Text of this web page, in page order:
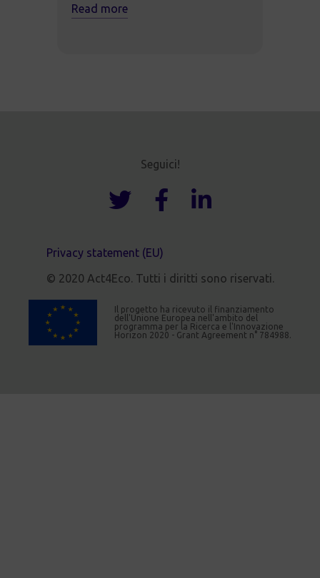
Read more
Il progetto ha ricevuto il finanziamento
dell'Unione Europea nell'ambito del
programma per la Ricerca e l'Innovazione
Horizon 2020 - Grant Agreement n° 784988.
Seguici!
Privacy statement (EU)
© 2020 Act4Eco. Tutti i diritti sono riservati.